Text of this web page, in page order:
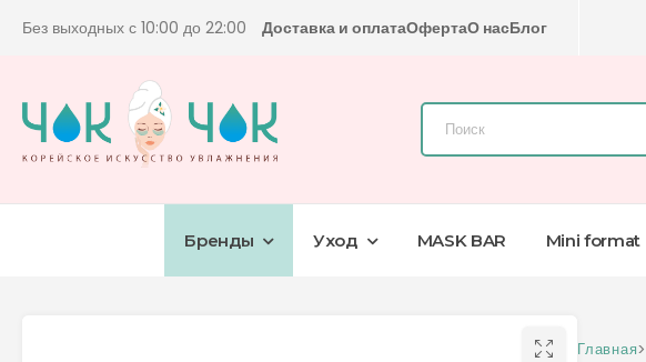
Без выходных с 10:00 до 22:00 Доставка и оплатаОфертаО насБлог
Бренды Уход MASK BAR Mini format
Главная>